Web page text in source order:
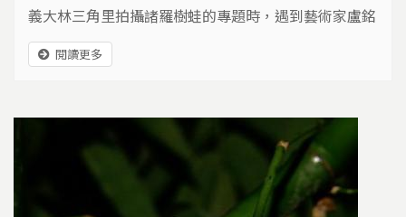
義大林三角里拍攝諸羅樹蛙的專題時，遇到藝術家盧銘
世，嘉義縣文化局推出「北回歸線環境藝術行動」，邀
請一、二十位到嘉義縣各個鄉鎮居住，把藝術帶進社
閱讀更多